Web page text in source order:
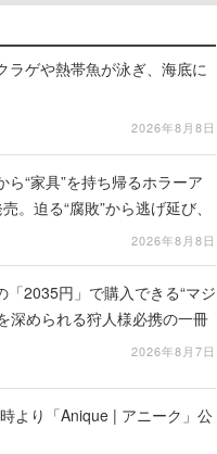
ラゲや熱帯魚が泳ぎ、海底に
2026年8月8日
“家具”を持ち帰るホラーア
迫る“腐敗”から逃げ延び、
2026年8月8日
「2035円」で購入できる“マジ
深められる狩人様必携の一冊
2026年8月7日
より「Anique | アニーク」公